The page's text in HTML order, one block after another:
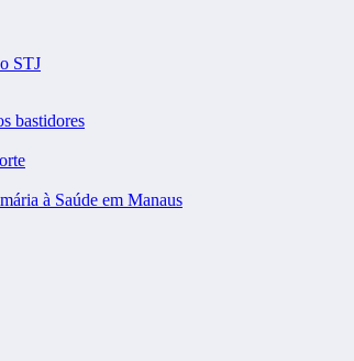
STJ
bastidores
à Saúde em Manaus